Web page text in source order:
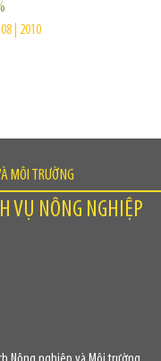
| 2010
MÔI TRƯỜNG
VỤ NÔNG NGHIỆP